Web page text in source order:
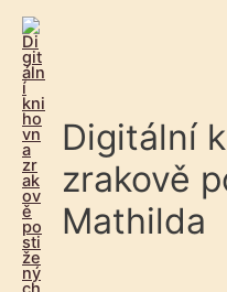
Digitální
zrakově
Mathilda